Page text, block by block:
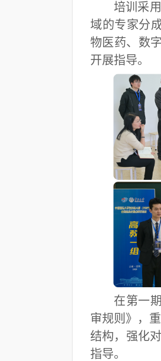
培训采
域的专家分
物医药、数
开展指导。
在第一
审规则》，
结构，强化
指导。